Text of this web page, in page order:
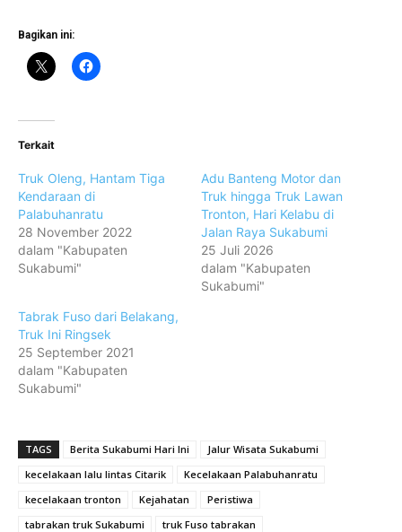
Bagikan ini:
Terkait
Truk Oleng, Hantam Tiga
Kendaraan di
Palabuhanratu
28 November 2022
dalam "Kabupaten
Sukabumi"
Adu Banteng Motor dan
Truk hingga Truk Lawan
Tronton, Hari Kelabu di
Jalan Raya Sukabumi
25 Juli 2026
dalam "Kabupaten
Sukabumi"
Tabrak Fuso dari Belakang,
Truk Ini Ringsek
25 September 2021
dalam "Kabupaten
Sukabumi"
TAGS Berita Sukabumi Hari Ini
Jalur Wisata Sukabumi
kecelakaan lalu lintas Citarik
Kecelakaan Palabuhanratu
kecelakaan tronton
Kejahatan
Peristiwa
tabrakan truk Sukabumi
truk Fuso tabrakan